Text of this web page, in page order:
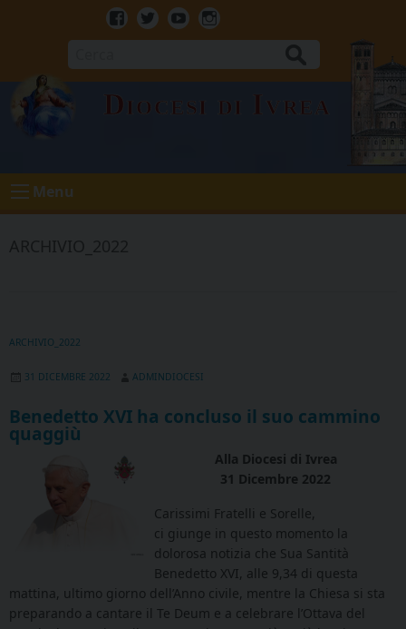
Facebook
TwitterYoutubeInstagram
Diocesi di Ivrea
Menu
ARCHIVIO_2022
31 DICEMBRE 2022 ADMINDIOCESI
Benedetto XVI ha concluso il suo cammino
quaggiù
Alla Diocesi di Ivrea
31 Dicembre 2022
Carissimi Fratelli e Sorelle,
ci giunge in questo momento la
dolorosa notizia che Sua Santità
Benedetto XVI, alle 9,34 di questa
mattina, ultimo giorno dell’Anno civile, mentre la Chiesa si sta
preparando a cantare il Te Deum e a celebrare l’Ottava del